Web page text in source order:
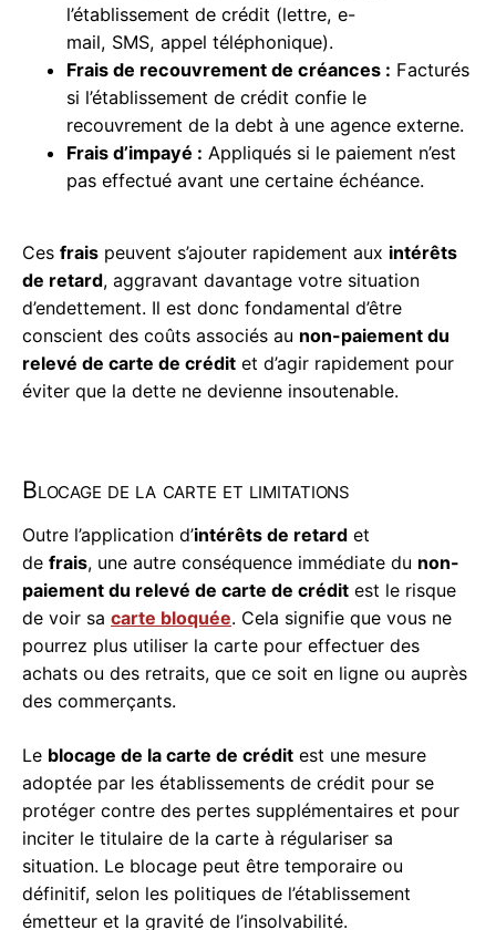
l’établissement de crédit (lettre, e-
mail, SMS, appel téléphonique).
Frais de recouvrement de créances : Facturés
si l’établissement de crédit confie le
recouvrement de la debt à une agence externe.
Frais d’impayé : Appliqués si le paiement n’est
pas effectué avant une certaine échéance.
Ces frais peuvent s’ajouter rapidement aux intérêts
de retard, aggravant davantage votre situation
d’endettement. Il est donc fondamental d’être
conscient des coûts associés au non-paiement du
relevé de carte de crédit et d’agir rapidement pour
éviter que la dette ne devienne insoutenable.
Blocage de la carte et limitations
Outre l’application d’intérêts de retard et
de frais, une autre conséquence immédiate du non-
paiement du relevé de carte de crédit est le risque
de voir sa carte bloquée. Cela signifie que vous ne
pourrez plus utiliser la carte pour effectuer des
achats ou des retraits, que ce soit en ligne ou auprès
des commerçants.
Le blocage de la carte de crédit est une mesure
adoptée par les établissements de crédit pour se
protéger contre des pertes supplémentaires et pour
inciter le titulaire de la carte à régulariser sa
situation. Le blocage peut être temporaire ou
définitif, selon les politiques de l’établissement
émetteur et la gravité de l’insolvabilité.